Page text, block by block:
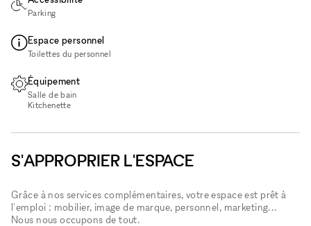
Parking
Espace personnel
Toilettes du personnel
Équipement
Salle de bain
Kitchenette
S'APPROPRIER L'ESPACE
Grâce à nos services complémentaires, votre espace est prêt à
l'emploi : mobilier, image de marque, personnel, marketing...
Nous nous occupons de tout.